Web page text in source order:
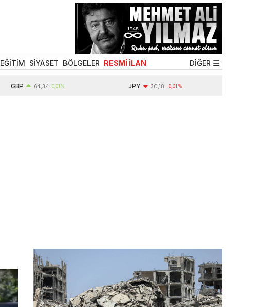
EĞİTİM SİYASET BÖLGELER RESMİ İLAN DİĞER
64,34 0,01% 30,18 -0,31%